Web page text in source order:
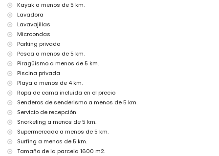
cine, teatro, bar, paseo marítimo (El Arenal y Jávea) (a menos de 5
kilómetros de la casa)
Lugares de interés y cultura en Jávea, Costa Blanca
museo (Histórico de Jávea, Jávea), iglesia (Virgen de Loreto, Puerto,
Jávea), monumento (Pueblo de Jávea, Jávea), edificio arquitectónico
(Histórico de Jávea y Jávea) (a menos de 5 kilómetros del
alojamiento)
ruinas (Molinos de Viento y Jávea) (a menos de 10 kilómetros del
alojamiento)
castillo (Portal de la Vila, Denia), sitio histórico (Túnel del Castillo y
Denia) (a menos de 25 kilómetros del alojamiento)
Deportes
golf (Jávea Golf), senderismo, ciclismo de montaña, ciclismo,
escalada, piragüismo, kayak, pesca, buceo, snorkel, surf, windsurf y
esquí acuático (a menos de 5 kilómetros de la villa)
tenis y equitación (a menos de 10 kilómetros de la villa)
Kayak a menos de 5 km.
Lavadora
Lavavajillas
Microondas
Parking privado
Pesca a menos de 5 km.
Piragüismo a menos de 5 km.
Piscina privada
Playa a menos de 4 km.
Ropa de cama incluida en el precio
Senderos de senderismo a menos de 5 km.
Servicio de recepción
Snorkeling a menos de 5 km.
Supermercado a menos de 5 km.
Surfing a menos de 5 km.
Tamaño de la parcela 1600 m2.